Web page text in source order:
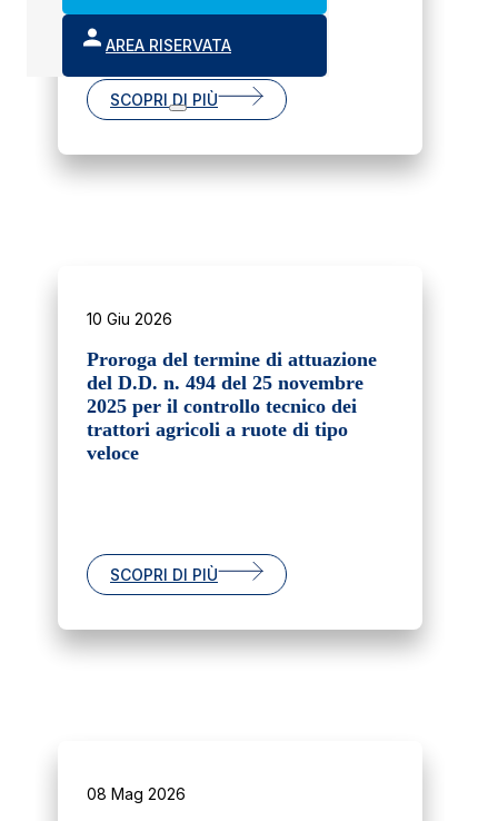
AREA RISERVATA
SCOPRI DI PIÙ
10 Giu 2026
Proroga del termine di attuazione
del D.D. n. 494 del 25 novembre
2025 per il controllo tecnico dei
trattori agricoli a ruote di tipo
veloce
SCOPRI DI PIÙ
08 Mag 2026